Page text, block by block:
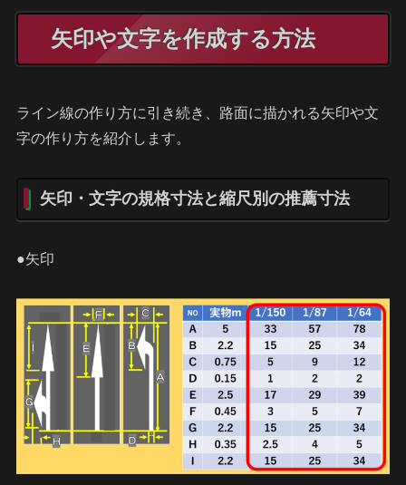
矢印や文字を作成する方法
ライン線の作り方に引き続き、路面に描かれる矢印や文
字の作り方を紹介します。
矢印・文字の規格寸法と縮尺別の推薦寸法
●矢印